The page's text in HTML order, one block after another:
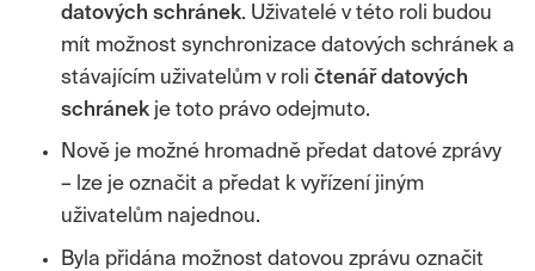
datových schránek. Uživatelé v této roli budou
mít možnost synchronizace datových schránek a
stávajícím uživatelům v roli čtenář datových
schránek je toto právo odejmuto.
Nově je možné hromadně předat datové zprávy
– lze je označit a předat k vyřízení jiným
uživatelům najednou.
Byla přidána možnost datovou zprávu označit